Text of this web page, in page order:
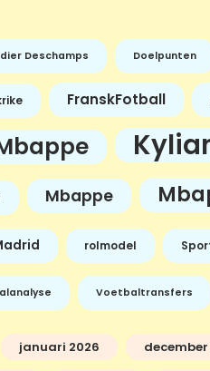
Deschamps Doelpunten
FranskFotball
Mbappe
rolmodel
Voetbaltransfers
januari 2026 december